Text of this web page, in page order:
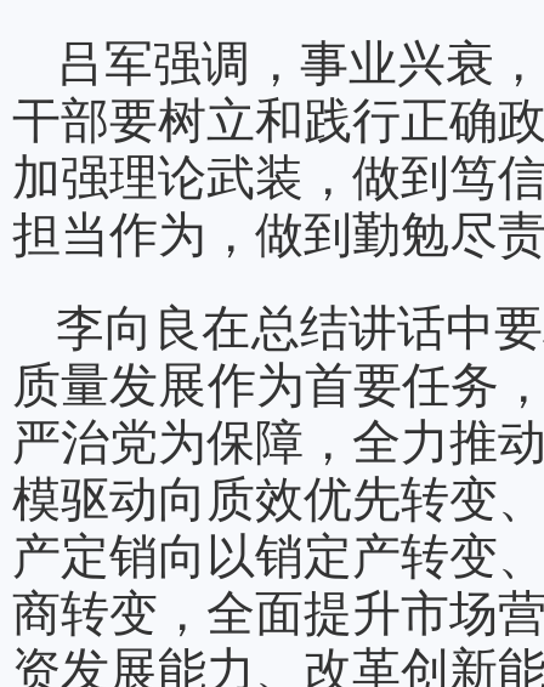
吕军强调，事业兴衰
干部要树立和践行正确
加强理论武装，做到笃
担当作为，做到勤勉尽
李向良在总结讲话中
质量发展作为首要任务
严治党为保障，全力推
模驱动向质效优先转变
产定销向以销定产转变
商转变，全面提升市场
资发展能力、改革创新